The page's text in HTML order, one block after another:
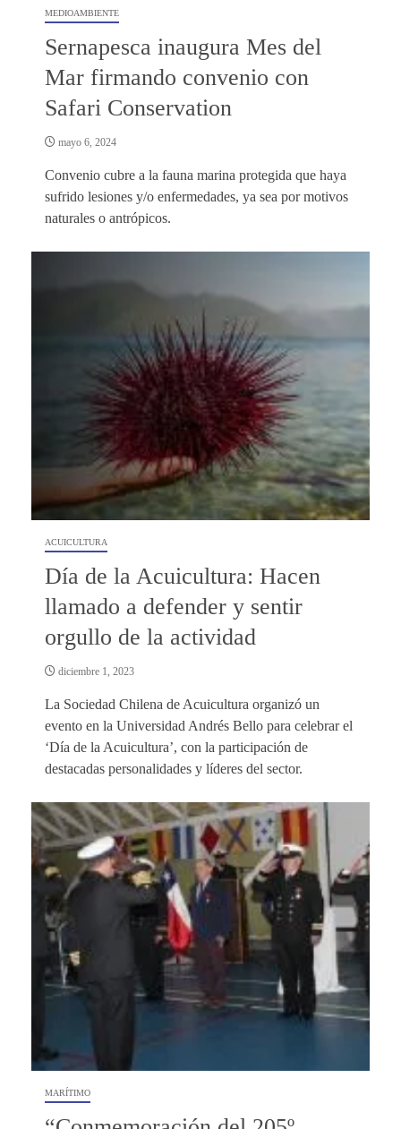
MEDIOAMBIENTE
Sernapesca inaugura Mes del
Mar firmando convenio con
Safari Conservation
mayo 6, 2024
Convenio cubre a la fauna marina protegida que haya
sufrido lesiones y/o enfermedades, ya sea por motivos
naturales o antrópicos.
ACUICULTURA
Día de la Acuicultura: Hacen
llamado a defender y sentir
orgullo de la actividad
diciembre 1, 2023
La Sociedad Chilena de Acuicultura organizó un
evento en la Universidad Andrés Bello para celebrar el
‘Día de la Acuicultura’, con la participación de
destacadas personalidades y líderes del sector.
MARÍTIMO